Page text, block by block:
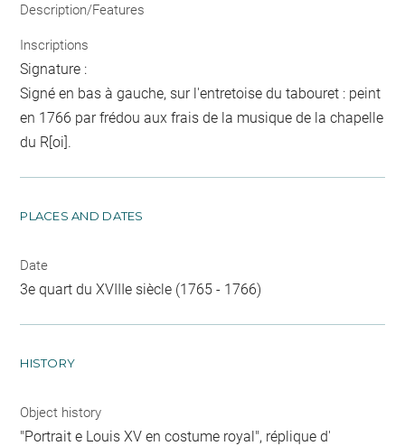
Description/Features
Inscriptions
Signature :
Signé en bas à gauche, sur l'entretoise du tabouret : peint
en 1766 par frédou aux frais de la musique de la chapelle
du R[oi].
PLACES AND DATES
Date
3e quart du XVIIIe siècle (1765 - 1766)
HISTORY
Object history
"Portrait e Louis XV en costume royal", réplique d'